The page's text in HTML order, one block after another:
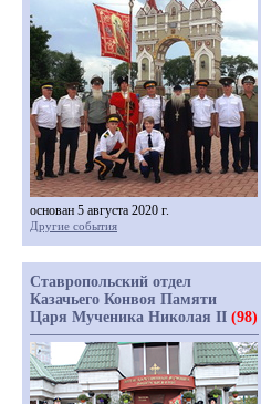
основан 5 августа 2020 г.
Другие события
Ставропольский отдел
Казачьего Конвоя Памяти
Царя Мученика Николая II (98)